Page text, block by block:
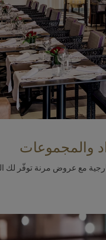
والمجموعات
مع عروض مرنة توفّر لك